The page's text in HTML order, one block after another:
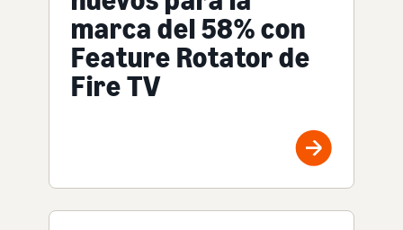
marca del 58% con
Feature Rotator de
Fire TV